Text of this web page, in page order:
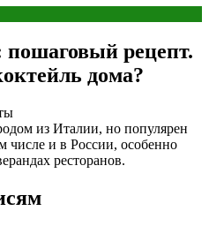
рецепт.
дома?
из Италии, но популярен
числе и в России, особенно
ресторанов.